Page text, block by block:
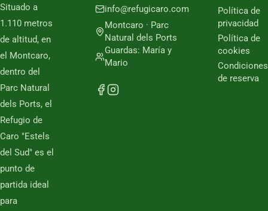
Situado a
1.110 metros
de altitud, en
el Montcaro,
dentro del
Parc Natural
dels Ports, el
Refugio de
Caro "Estels
del Sud" es el
punto de
partida ideal
para
info@refugicaro.com
Montcaro · Parc
Natural dels Ports
Guardas: María y
Mario
Política de
privacidad
Política de
cookies
Condiciones
de reserva